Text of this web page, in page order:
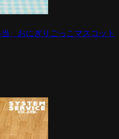
おにぎりごっこマスコット